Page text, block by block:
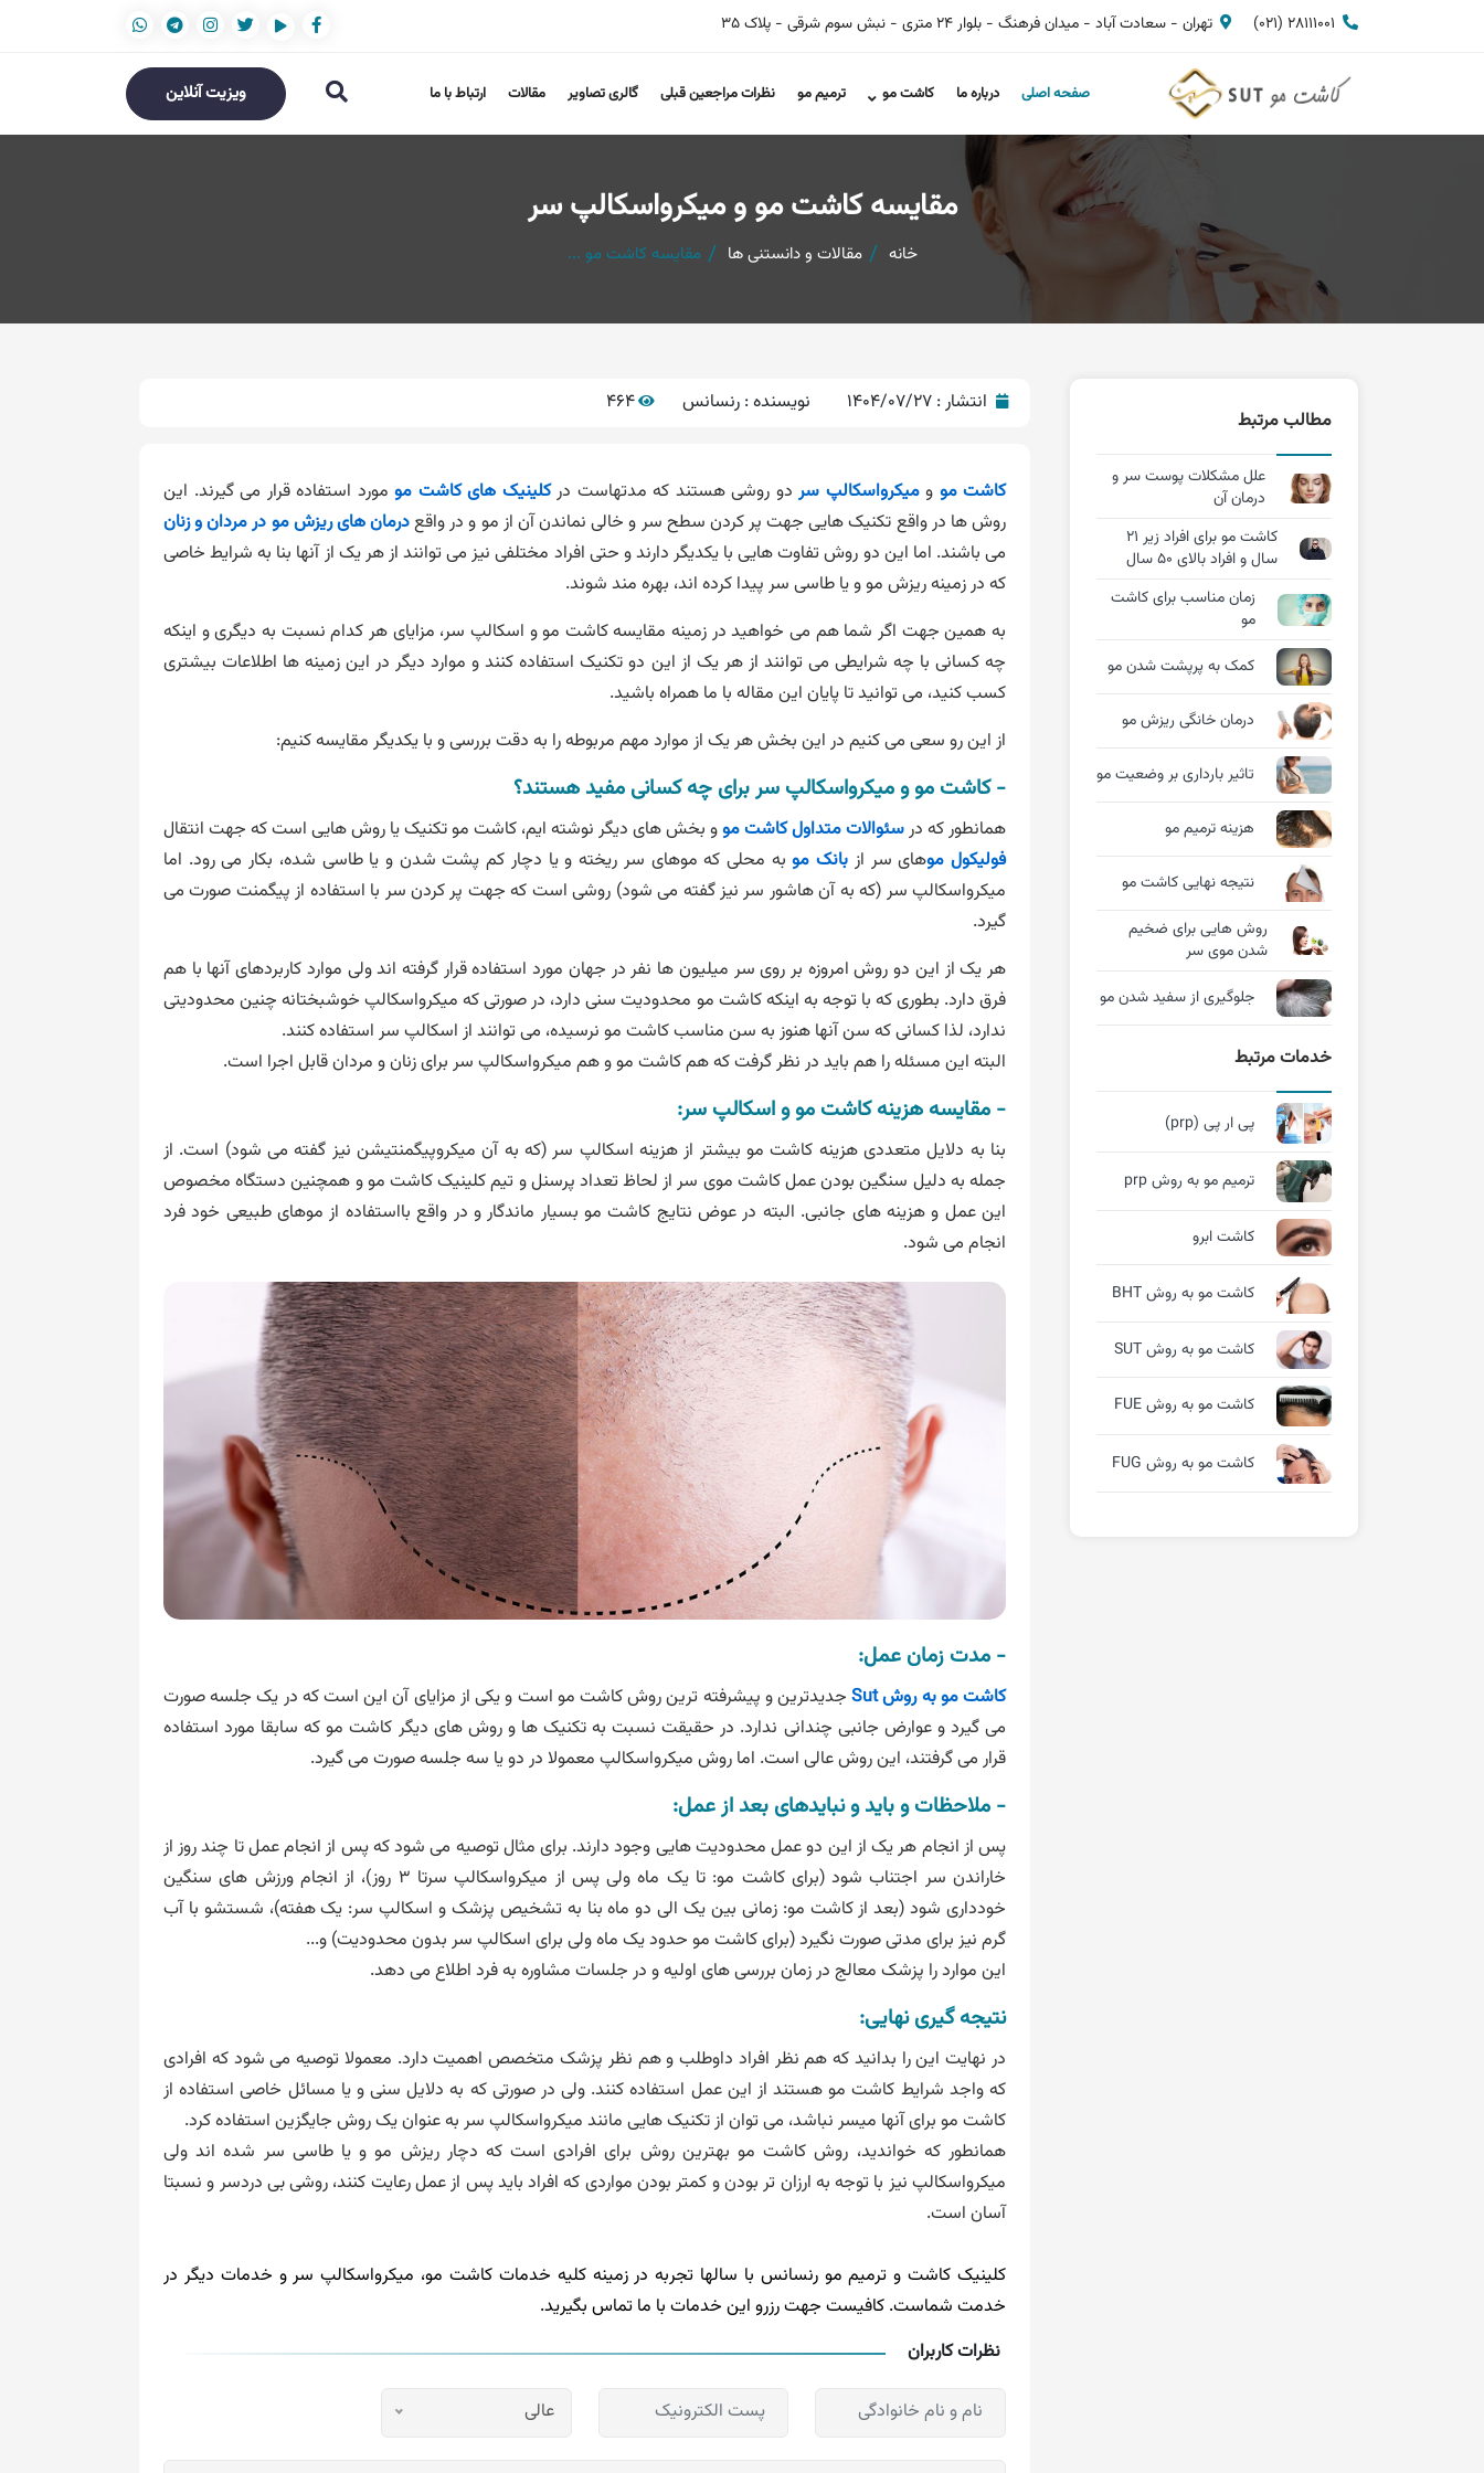
28111001 (021) تهران - سعادت آباد - میدان فرهنگ - بلوار 24 متری - نبش سوم شرقی - پلاک 35
صفحه اصلی درباره ما کاشت مو ترمیم مو نظرات مراجعین قبلی گالری تصاویر مقالات ارتباط با ما ویزیت آنلاین
مقایسه کاشت مو و میکرواسکالپ سر
خانه مقالات و دانستنی ها مقایسه کاشت مو ...
انتشار : نویسنده : رنسانس 464
کاشت مو ومیکرواسکالپ سر دو روشی هستند که مدتهاست درکلینیک های کاشت مو مورد استفاده قرار می گیرند. این
روش ها در واقع تکنیک هایی جهت پر کردن سطح سر و خالی نماندن آن از مو و در واقعدرمان های ریزش مو در مردان و زنان
می باشند. اما این دو روش تفاوت هایی با یکدیگر دارند و حتی افراد مختلفی نیز می توانند از هر یک از آنها بنا به شرایط خاصی
که در زمینه ریزش مو و یا طاسی سر پیدا کرده اند، بهره مند شوند.
به همین جهت اگر شما هم می خواهید در زمینه مقایسه کاشت مو و اسکالپ سر، مزایای هر کدام نسبت به دیگری و اینکه
چه کسانی با چه شرایطی می توانند از هر یک از این دو تکنیک استفاده کنند و موارد دیگر در این زمینه ها اطلاعات بیشتری
کسب کنید، می توانید تا پایان این مقاله با ما همراه باشید.
از این رو سعی می کنیم در این بخش هر یک از موارد مهم مربوطه را به دقت بررسی و با یکدیگر مقایسه کنیم:
- کاشت مو و میکرواسکالپ سر برای چه کسانی مفید هستند؟
همانطور که درسئوالات متداول کاشت موو بخش های دیگر نوشته ایم، کاشت مو تکنیک یا روش هایی است که جهت انتقال
فولیکول موهای سر از بانک موبه محلی که موهای سر ریخته و یا دچار کم پشت شدن و یا طاسی شده، بکار می رود. اما
میکرواسکالپ سر (که به آن هاشور سر نیز گفته می شود) روشی است که جهت پر کردن سر با استفاده از پیگمنت صورت می
گیرد.
هر یک از این دو روش امروزه بر روی سر میلیون ها نفر در جهان مورد استفاده قرار گرفته اند ولی موارد کاربردهای آنها با هم
فرق دارد. بطوری که با توجه به اینکه کاشت مو محدودیت سنی دارد، در صورتی که میکرواسکالپ خوشبختانه چنین محدودیتی
ندارد، لذا کسانی که سن آنها هنوز به سن مناسب کاشت مو نرسیده، می توانند از اسکالپ سر استفاده کنند.
البته این مسئله را هم باید در نظر گرفت که هم کاشت مو و هم میکرواسکالپ سر برای زنان و مردان قابل اجرا است.
- مقایسه هزینه کاشت مو و اسکالپ سر:
بنا به دلایل متعددی هزینه کاشت مو بیشتر از هزینه اسکالپ سر (که به آن میکروپیگمنتیشن نیز گفته می شود) است. از
جمله به دلیل سنگین بودن عمل کاشت موی سر از لحاظ تعداد پرسنل و تیم کلینیک کاشت مو و همچنین دستگاه مخصوص
این عمل و هزینه های جانبی. البته در عوض نتایج کاشت مو بسیار ماندگار و در واقع بااستفاده از موهای طبیعی خود فرد
انجام می شود.
- مدت زمان عمل:
کاشت مو به روش Sut
جدیدترین و پیشرفته ترین روش کاشت مو است و یکی از مزایای آن این است که در یک جلسه صورت
می گیرد و عوارض جانبی چندانی ندارد. در حقیقت نسبت به تکنیک ها و روش های دیگر کاشت مو که سابقا مورد استفاده
قرار می گرفتند، این روش عالی است. اما روش میکرواسکالپ معمولا در دو یا سه جلسه صورت می گیرد.
- ملاحظات و باید و نبایدهای بعد از عمل:
پس از انجام هر یک از این دو عمل محدودیت هایی وجود دارند. برای مثال توصیه می شود که پس از انجام عمل تا چند روز از
خاراندن سر اجتناب شود (برای کاشت مو: تا یک ماه ولی پس از میکرواسکالپ سرتا 3 روز)، از انجام ورزش های سنگین
خودداری شود (بعد از کاشت مو: زمانی بین یک الی دو ماه بنا به تشخیص پزشک و اسکالپ سر: یک هفته)، شستشو با آب
گرم نیز برای مدتی صورت نگیرد (برای کاشت مو حدود یک ماه ولی برای اسکالپ سر بدون محدودیت) و...
این موارد را پزشک معالج در زمان بررسی های اولیه و در جلسات مشاوره به فرد اطلاع می دهد.
نتیجه گیری نهایی:
در نهایت این را بدانید که هم نظر افراد داوطلب و هم نظر پزشک متخصص اهمیت دارد. معمولا توصیه می شود که افرادی
که واجد شرایط کاشت مو هستند از این عمل استفاده کنند. ولی در صورتی که به دلایل سنی و یا مسائل خاصی استفاده از
کاشت مو برای آنها میسر نباشد، می توان از تکنیک هایی مانند میکرواسکالپ سر به عنوان یک روش جایگزین استفاده کرد.
همانطور که خواندید، روش کاشت مو بهترین روش برای افرادی است که دچار ریزش مو و یا طاسی سر شده اند ولی
میکرواسکالپ نیز با توجه به ارزان تر بودن و کمتر بودن مواردی که افراد باید پس از عمل رعایت کنند، روشی بی دردسر و نسبتا
آسان است.
کلینیک کاشت و ترمیم مو رنسانس با سالها تجربه در زمینه کلیه خدمات کاشت مو، میکرواسکالپ سر و خدمات دیگر در
خدمت شماست. کافیست جهت رزرو این خدمات با ما تماس بگیرید.
نظرات کاربران
عالی
مطالب مرتبط
علل مشکلات پوست سر و
درمان آن
کاشت مو برای افراد زیر 21
سال و افراد بالای 50 سال
زمان مناسب برای کاشت
مو
کمک به پرپشت شدن مو
درمان خانگی ریزش مو
تاثیر بارداری بر وضعیت مو
هزینه ترمیم مو
نتیجه نهایی کاشت مو
روش هایی برای ضخیم
شدن موی سر
جلوگیری از سفید شدن مو
خدمات مرتبط
پی ار پی (prp)
ترمیم مو به روش prp
کاشت ابرو
کاشت مو به روش BHT
کاشت مو به روش SUT
کاشت مو به روش FUE
کاشت مو به روش FUG